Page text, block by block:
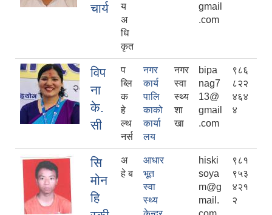
चार्य
य
अ
धि
कृत
gmail
.com
विप
ना
के.
सी
प
ब्लि
क
हे
ल्थ
नर्स
नगर
कार्य
पालि
काको
कार्या
लय
नगर
स्वा
स्थ्य
शा
खा
bipa
nag7
13@
gmail
.com
९८६
८२२
४६४
४
सि
मोन
हि
अ
हे ब
आधार
भूत
स्वा
स्थ्य
hiski
soya
m@g
mail.
९८१
९५३
४२१
२